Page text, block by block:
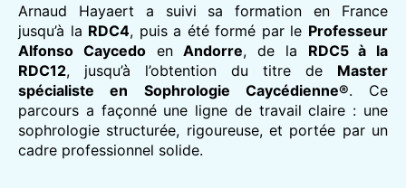
Arnaud Hayaert a suivi sa formation en France
jusqu’à la RDC4, puis a été formé par le Professeur
Alfonso CaycedoenAndorre, de la RDC5 à la
RDC12, jusqu’à l’obtention du titre de Master
spécialiste en Sophrologie Caycédienne®. Ce
parcours a façonné une ligne de travail claire : une
sophrologie structurée, rigoureuse, et portée par un
cadre professionnel solide.